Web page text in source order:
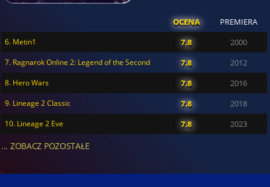
OCENA PREMIERA
6. Metin1 7.8 2000
7. Ragnarok Online 2: Legend of the Second 7.8 2012
8. Hero Wars 7.8 2016
9. Lineage 2 Classic 7.8 2018
10. Lineage 2 Eve 7.8 2023
... ZOBACZ POZOSTAŁE